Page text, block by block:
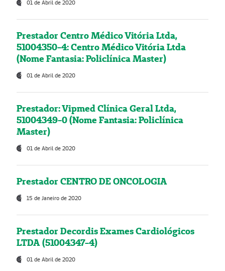
01 de Abril de 2020
Prestador Centro Médico Vitória Ltda,
51004350-4: Centro Médico Vitória Ltda
(Nome Fantasia: Policlínica Master)
01 de Abril de 2020
Prestador: Vipmed Clínica Geral Ltda,
51004349-0 (Nome Fantasia: Policlínica
Master)
01 de Abril de 2020
Prestador CENTRO DE ONCOLOGIA
15 de Janeiro de 2020
Prestador Decordis Exames Cardiológicos
LTDA (51004347-4)
01 de Abril de 2020